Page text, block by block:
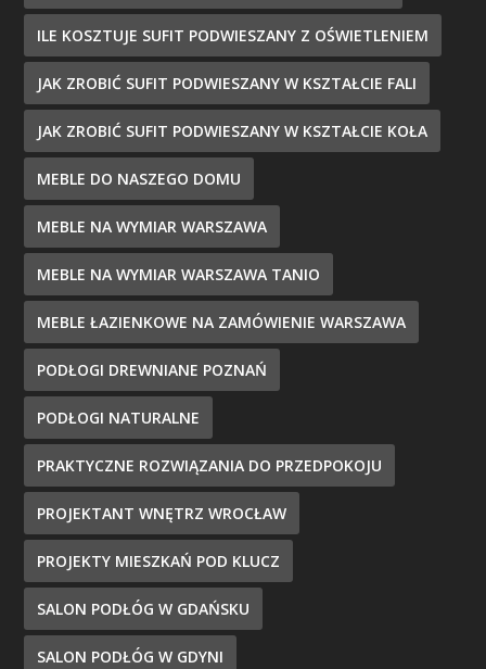
ILE KOSZTUJE SUFIT PODWIESZANY Z OŚWIETLENIEM
JAK ZROBIĆ SUFIT PODWIESZANY W KSZTAŁCIE FALI
JAK ZROBIĆ SUFIT PODWIESZANY W KSZTAŁCIE KOŁA
MEBLE DO NASZEGO DOMU
MEBLE NA WYMIAR WARSZAWA
MEBLE NA WYMIAR WARSZAWA TANIO
MEBLE ŁAZIENKOWE NA ZAMÓWIENIE WARSZAWA
PODŁOGI DREWNIANE POZNAŃ
PODŁOGI NATURALNE
PRAKTYCZNE ROZWIĄZANIA DO PRZEDPOKOJU
PROJEKTANT WNĘTRZ WROCŁAW
PROJEKTY MIESZKAŃ POD KLUCZ
SALON PODŁÓG W GDAŃSKU
SALON PODŁÓG W GDYNI